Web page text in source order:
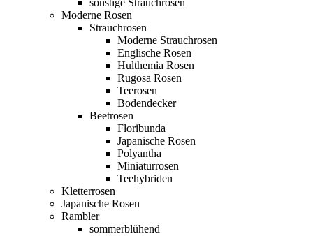
sonstige Strauchrosen
Moderne Rosen
Strauchrosen
Moderne Strauchrosen
Englische Rosen
Hulthemia Rosen
Rugosa Rosen
Teerosen
Bodendecker
Beetrosen
Floribunda
Japanische Rosen
Polyantha
Miniaturrosen
Teehybriden
Kletterrosen
Japanische Rosen
Rambler
sommerblühend